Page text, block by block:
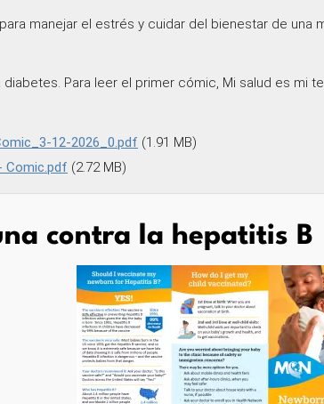
manejar el estrés y cuidar del bienestar de una
Para leer el primer cómic, Mi salud es mi
12-2026_0.pdf (1.91 MB)
Comic.pdf (2.72 MB)
contra la hepatitis B